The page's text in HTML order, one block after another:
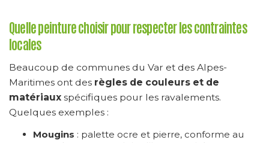
Quelle peinture choisir pour respecter les contraintes
locales
Beaucoup de communes du Var et des Alpes-
Maritimes ont des règles de couleurs et de
matériaux spécifiques pour les ravalements.
Quelques exemples :
Mougins : palette ocre et pierre, conforme au